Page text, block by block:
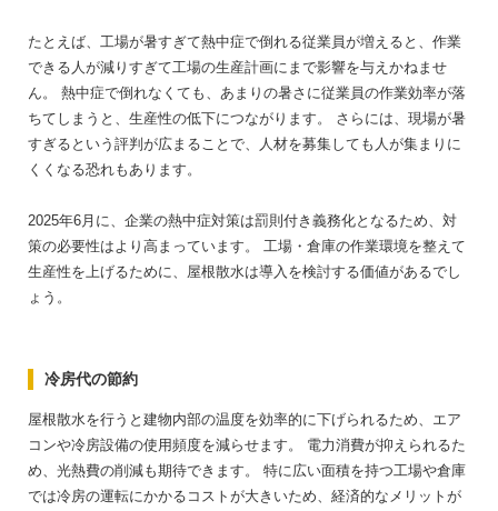
たとえば、工場が暑すぎて熱中症で倒れる従業員が増えると、作業
できる人が減りすぎて工場の生産計画にまで影響を与えかねませ
ん。
熱中症で倒れなくても、あまりの暑さに従業員の作業効率が落
ちてしまうと、生産性の低下につながります。
さらには、現場が暑
すぎるという評判が広まることで、人材を募集しても人が集まりに
くくなる恐れもあります。
2025年6月に、企業の熱中症対策は罰則付き義務化となるため、対
策の必要性はより高まっています。
工場・倉庫の作業環境を整えて
生産性を上げるために、屋根散水は導入を検討する価値があるでし
ょう。
冷房代の節約
屋根散水を行うと建物内部の温度を効率的に下げられるため、エア
コンや冷房設備の使用頻度を減らせます。
電力消費が抑えられるた
め、光熱費の削減も期待できます。
特に広い面積を持つ工場や倉庫
では冷房の運転にかかるコストが大きいため、経済的なメリットが